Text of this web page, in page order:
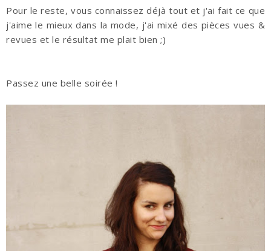
Pour le reste, vous connaissez déjà tout et j'ai fait ce que
j'aime le mieux dans la mode, j'ai mixé des pièces vues &
revues et le résultat me plait bien ;)
Passez une belle soirée !